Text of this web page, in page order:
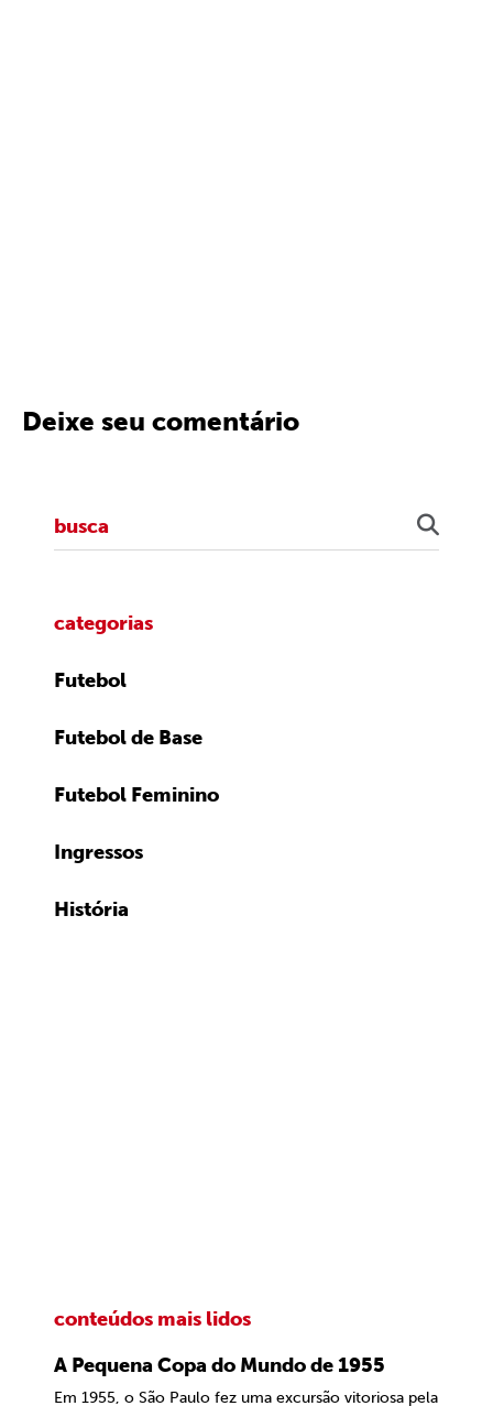
Deixe seu comentário
categorias
Futebol
Futebol de Base
Futebol Feminino
Ingressos
História
conteúdos mais lidos
A Pequena Copa do Mundo de 1955
Em 1955, o São Paulo fez uma excursão vitoriosa pela